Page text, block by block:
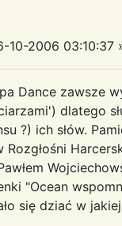
10-2006 03:10:37
Dance zawsze
dlatego
?) ich słów.
"Ocean
się dziać w